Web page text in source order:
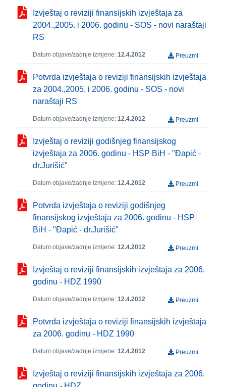
Izvještaj o reviziji finansijskih izvještaja za
2004.,2005. i 2006. godinu - SOS - novi naraštaji
RS
Datum objave/zadnje izmjene: 12.4.2012 Preuzmi
Potvrda izvještaja o reviziji finansijskih izvještaja
za 2004.,2005. i 2006. godinu - SOS - novi
naraštaji RS
Datum objave/zadnje izmjene: 12.4.2012 Preuzmi
Izvještaj o reviziji godišnjeg finansijskog
izvještaja za 2006. godinu - HSP BiH - "Đapić -
dr.Jurišić"
Datum objave/zadnje izmjene: 12.4.2012 Preuzmi
Potvrda izvještaja o reviziji godišnjeg
finansijskog izvještaja za 2006. godinu - HSP
BiH - "Đapić - dr.Jurišić"
Datum objave/zadnje izmjene: 12.4.2012 Preuzmi
Izvještaj o reviziji finansijskih izvještaja za 2006.
godinu - HDZ 1990
Datum objave/zadnje izmjene: 12.4.2012 Preuzmi
Potvrda izvještaja o reviziji finansijskih izvještaja
za 2006. godinu - HDZ 1990
Datum objave/zadnje izmjene: 12.4.2012 Preuzmi
Izvještaj o reviziji finansijskih izvještaja za 2006.